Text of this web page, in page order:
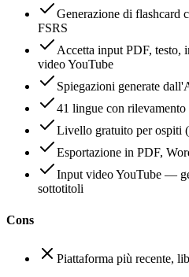
Generazione di flashcard
FSRS
Accetta input PDF,
video YouTube
Spiegazioni generate
41 lingue con rilevamento
Livello gratuito per ospiti
Esportazione in PDF,
Input video YouTube —
sottotitoli
Cons
Piattaforma più recente,